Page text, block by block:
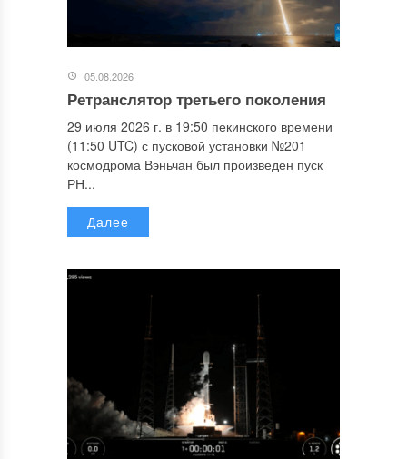
05.08.2026
Ретранслятор третьего поколения
29 июля 2026 г. в 19:50 пекинского времени
(11:50 UTC) с пусковой установки №201
космодрома Вэньчан был произведен пуск
РН...
Далее